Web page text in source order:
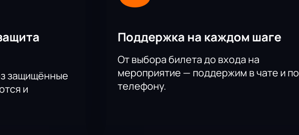
защищённые
и
Поддержка на каждом шаге
От выбора билета до входа на
мероприятие — поддержим в чате и по
телефону.